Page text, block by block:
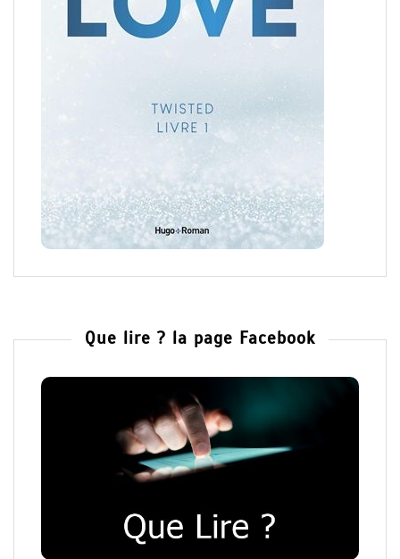
Que lire ? la page Facebook